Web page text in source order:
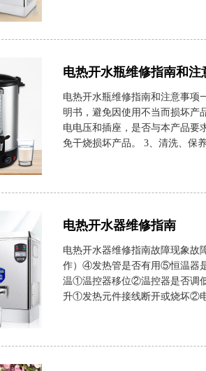
电热开水瓶维修指南和注
电热开水瓶维修指南和注意事项
明书，避免因使用不当而损坏产
电电压和插座，是否与本产品要
免干烧损坏产品。 3、清洗、保
电热开水器维修指南
电热开水器维修指南故障现象
作）④发热管是否有用⑤恒温器
温①温控器移位②温控器是否调
升①发热元件接线断开或烧坏②